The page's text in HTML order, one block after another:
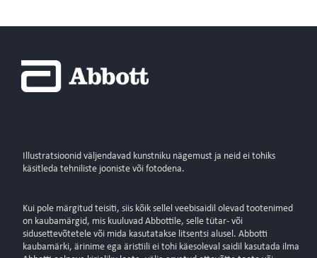
Illustratsioonid väljendavad kunstniku nägemust ja neid ei tohiks
käsitleda tehniliste jooniste või fotodena.
Kui pole märgitud teisiti, siis kõik sellel veebisaidil olevad tootenimed
on kaubamärgid, mis kuuluvad Abbottile, selle tütar- või
sidusettevõtetele või mida kasutatakse litsentsi alusel. Abbotti
kaubamärki, ärinime ega äristiili ei tohi käesoleval saidil kasutada ilma